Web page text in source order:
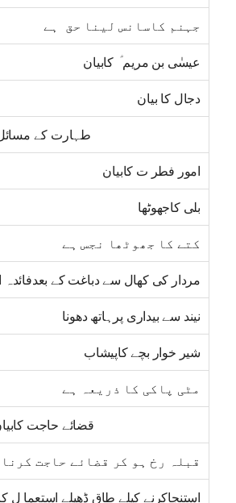
جہنم کاسانس لینا حق ہے
عیسٰی بن مریم ؑ کابیان
دجال کا بیان
طہارت کے
امور فطر ت کابیان
بلی کاجھوٹھا
کتے کا جھوٹھا نجس ہے
مردار کی کھال سے دباغت کے بعدفائدہ
نیند سے بیداری پرہاتھ دھونا
شیر خوار بچے کاپیشاب
مٹی پاکی کا ذریعہ ہے
قضائے حاجت
قبلہ رخ ہو کر قضائے حاجت
استنجاکرنے کیلے طاق ڈھیلے استعما ل